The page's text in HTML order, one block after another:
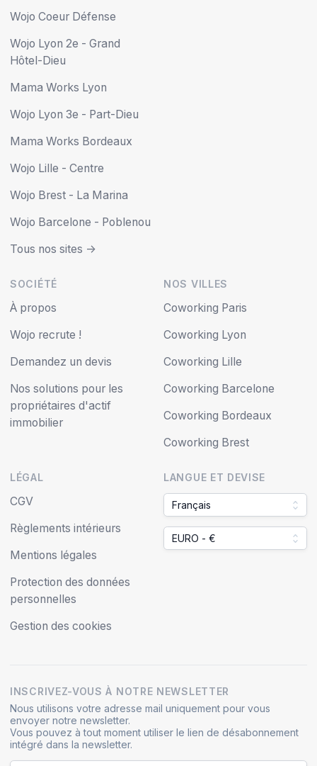
Wojo Coeur Défense
Wojo Lyon 2e - Grand
Hôtel-Dieu
Mama Works Lyon
Wojo Lyon 3e - Part-Dieu
Mama Works Bordeaux
Wojo Lille - Centre
Wojo Brest - La Marina
Wojo Barcelone - Poblenou
Tous nos sites ->
SOCIÉTÉ
À propos
Wojo recrute !
Demandez un devis
Nos solutions pour les
propriétaires d'actif
immobilier
NOS VILLES
Coworking Paris
Coworking Lyon
Coworking Lille
Coworking Barcelone
Coworking Bordeaux
Coworking Brest
LÉGAL
CGV
Règlements intérieurs
Mentions légales
Protection des données
personnelles
Gestion des cookies
LANGUE ET DEVISE
Français
EURO - €
INSCRIVEZ-VOUS À NOTRE NEWSLETTER
Nous utilisons votre adresse mail uniquement pour vous
envoyer notre newsletter.
Vous pouvez à tout moment utiliser le lien de désabonnement
intégré dans la newsletter.